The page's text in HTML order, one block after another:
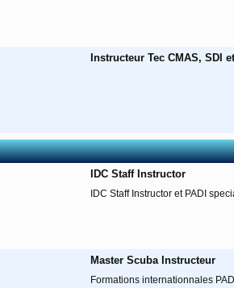
Instructeur Tec CMAS, SDI
IDC Staff Instructor
IDC Staff Instructor et PADI
Master Scuba Instructeur
Formations internationnales